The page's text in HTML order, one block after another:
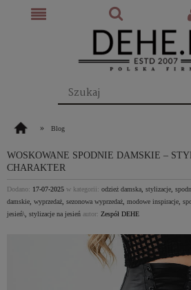
» Blog
WOSKOWANE SPODNIE DAMSKIE –
CHARAKTER
Dodano: 17-07-2025 w kategorii: odzież damska, stylizacje,
damskie, wyprzedaż, sezonowa wyprzedaż, modowe inspiracje,
jesień\, stylizacje na jesień autor: Zespół DEHE